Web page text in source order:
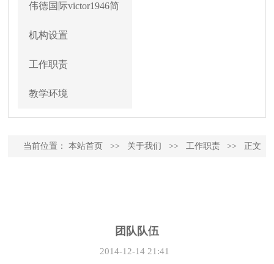
伟德国际victor1946简
介
机构设置
工作职责
教学环境
当前位置： 本站首页 >> 关于我们 >> 工作职责 >> 正文
团队队伍
2014-12-14 21:41